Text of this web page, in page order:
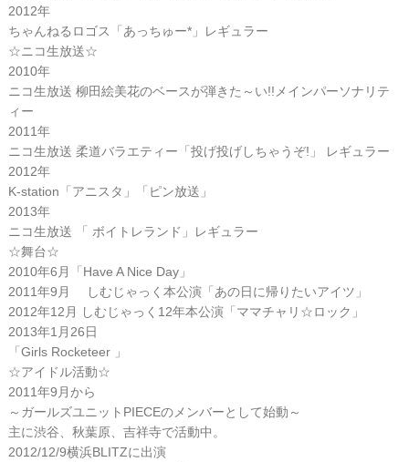
2012年
ちゃんねるロゴス「あっちゅー*」レギュラー
☆ニコ生放送☆
2010年
ニコ生放送 柳田絵美花のベースが弾きた～い!!メインパーソナリテ
ィー
2011年
ニコ生放送 柔道バラエティー「投げ投げしちゃうぞ!」 レギュラー
2012年
K-station「アニスタ」「ピン放送」
2013年
ニコ生放送 「 ボイトレランド」レギュラー
☆舞台☆
2010年6月「Have A Nice Day」
2011年9月 しむじゃっく本公演「あの日に帰りたいアイツ」
2012年12月 しむじゃっく12年本公演「ママチャリ☆ロック」
2013年1月26日
「Girls Rocketeer 」
☆アイドル活動☆
2011年9月から
～ガールズユニットPIECEのメンバーとして始動～
主に渋谷、秋葉原、吉祥寺で活動中。
2012/12/9横浜BLITZに出演